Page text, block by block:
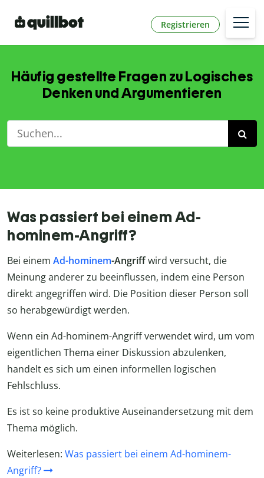
Registrieren
Häufig gestellte Fragen zu Logisches
Denken und Argumentieren
Was passiert bei einem Ad-
hominem-Angriff?
Bei einem Ad-hominem-Angriffwird versucht, die
Meinung anderer zu beeinflussen, indem eine Person
direkt angegriffen wird. Die Position dieser Person soll
so herabgewürdigt werden.
Wenn ein Ad-hominem-Angriff verwendet wird, um vom
eigentlichen Thema einer Diskussion abzulenken,
handelt es sich um einen informellen logischen
Fehlschluss.
Es ist so keine produktive Auseinandersetzung mit dem
Thema möglich.
Weiterlesen: Was passiert bei einem Ad-hominem-
Angriff?